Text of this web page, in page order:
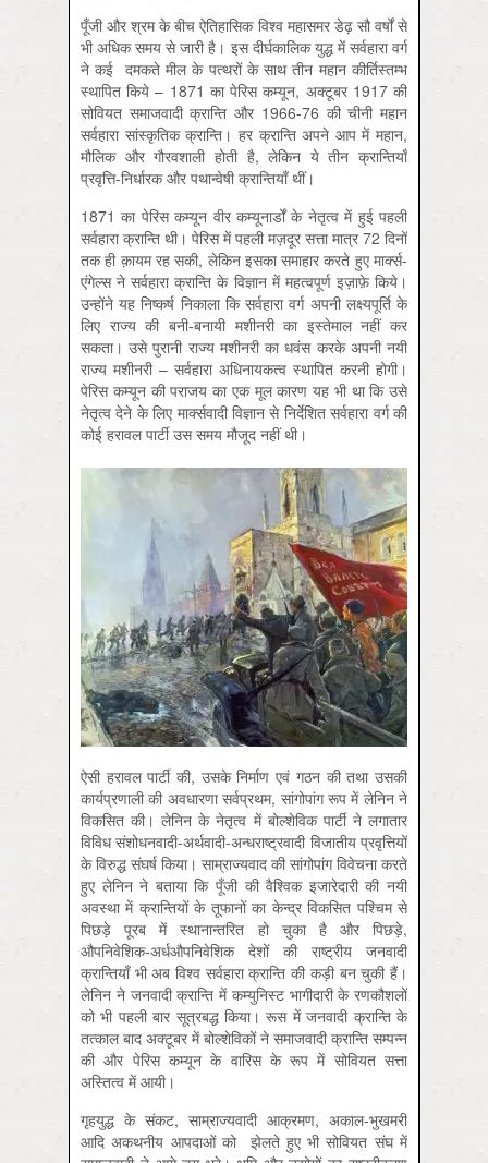
पूँजी और श्रम के बीच ऐतिहासिक विश्व महासमर डेढ़ सौ वर्षों से
भी अधिक समय से जारी है। इस दीर्घकालिक युद्ध में सर्वहारा वर्ग
ने कई दमकते मील के पत्थरों के साथ तीन महान कीर्तिस्तम्भ
स्थापित किये – 1871 का पेरिस कम्यून, अक्टूबर 1917 की
सोवियत समाजवादी क्रान्ति और 1966-76 की चीनी महान
सर्वहारा सांस्कृतिक क्रान्ति। हर क्रान्ति अपने आप में महान,
मौलिक और गौरवशाली होती है, लेकिन ये तीन क्रान्तियाँ
प्रवृत्ति-निर्धारक और पथान्वेषी क्रान्तियाँ थीं।
1871 का पेरिस कम्यून वीर कम्यूनार्डों के नेतृत्व में हुई पहली
सर्वहारा क्रान्ति थी। पेरिस में पहली मज़दूर सत्ता मात्र 72 दिनों
तक ही क़ायम रह सकी, लेकिन इसका समाहार करते हुए मार्क्स-
एंगेल्स ने सर्वहारा क्रान्ति के विज्ञान में महत्वपूर्ण इज़ाफ़े किये।
उन्होंने यह निष्कर्ष निकाला कि सर्वहारा वर्ग अपनी लक्ष्यपूर्ति के
लिए राज्य की बनी-बनायी मशीनरी का इस्तेमाल नहीं कर
सकता। उसे पुरानी राज्य मशीनरी का धवंस करके अपनी नयी
राज्य मशीनरी – सर्वहारा अधिनायकत्व स्थापित करनी होगी।
पेरिस कम्यून की पराजय का एक मूल कारण यह भी था कि उसे
नेतृत्व देने के लिए मार्क्सवादी विज्ञान से निर्देशित सर्वहारा वर्ग की
कोई हरावल पार्टी उस समय मौजूद नहीं थी।
ऐसी हरावल पार्टी की, उसके निर्माण एवं गठन की तथा उसकी
कार्यप्रणाली की अवधारणा सर्वप्रथम, सांगोपांग रूप में लेनिन ने
विकसित की। लेनिन के नेतृत्व में बोल्शेविक पार्टी ने लगातार
विविध संशोधनवादी-अर्थवादी-अन्धराष्ट्रवादी विजातीय प्रवृत्तियों
के विरुद्ध संघर्ष किया। साम्राज्यवाद की सांगोपांग विवेचना करते
हुए लेनिन ने बताया कि पूँजी की वैश्विक इजारेदारी की नयी
अवस्था में क्रान्तियों के तूफानों का केन्द्र विकसित पश्चिम से
पिछड़े पूरब में स्थानान्तरित हो चुका है और पिछड़े,
औपनिवेशिक-अर्धऔपनिवेशिक देशों की राष्ट्रीय जनवादी
क्रान्तियाँ भी अब विश्व सर्वहारा क्रान्ति की कड़ी बन चुकी हैं।
लेनिन ने जनवादी क्रान्ति में कम्युनिस्ट भागीदारी के रणकौशलों
को भी पहली बार सूत्रबद्ध किया। रूस में जनवादी क्रान्ति के
तत्काल बाद अक्टूबर में बोल्शेविकों ने समाजवादी क्रान्ति सम्पन्न
की और पेरिस कम्यून के वारिस के रूप में सोवियत सत्ता
अस्तित्व में आयी।
गृहयुद्ध के संकट, साम्राज्यवादी आक्रमण, अकाल-भुखमरी
आदि अकथनीय आपदाओं को झेलते हुए भी सोवियत संघ में